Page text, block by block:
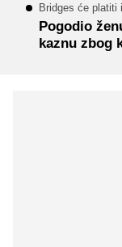
Bridges će platiti
Pogodio
kaznu zbog